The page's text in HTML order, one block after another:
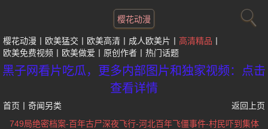
樱花动漫
樱花动漫 欧美猛交 欧美高清 成人欧美片
高清精品
欧美免费视频
欧美做爱 原创作者 热门话题
黑子网看片吃瓜，更多内部图片和独家视频：点击
查看详情
首页 奇闻另类
返回上页
749局绝密档案-百年古尸深夜飞行-河北百年飞僵事件-村民吓到集体